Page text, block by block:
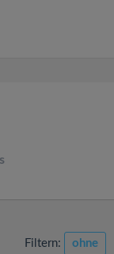
Filtern: ohne